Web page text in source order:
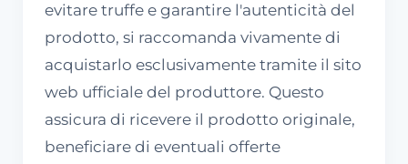
evitare truffe e garantire l'autenticità del
prodotto, si raccomanda vivamente di
acquistarlo esclusivamente tramite il sito
web ufficiale del produttore. Questo
assicura di ricevere il prodotto originale,
beneficiare di eventuali offerte